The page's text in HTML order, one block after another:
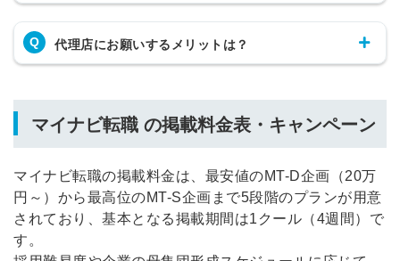
Q 代理店にお願いするメリットは？
マイナビ転職 の掲載料金表・キャンペーン
マイナビ転職の掲載料金は、最安値のMT-D企画（20万
円～）から最高位のMT-S企画まで5段階のプランが用意
されており、基本となる掲載期間は1クール（4週間）で
す。